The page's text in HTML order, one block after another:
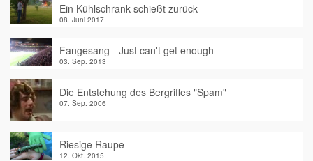
Ein Kühlschrank schießt zurück
08. Juni 2017
Fangesang - Just can't get enough
03. Sep. 2013
Die Entstehung des Bergriffes "Spam"
07. Sep. 2006
Riesige Raupe
12. Okt. 2015